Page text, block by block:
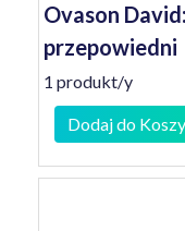
Ovason
przepowiedni
1 produkt/y
Dodaj do